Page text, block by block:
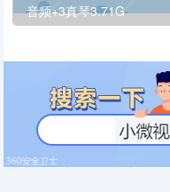
音频+3真琴3.71G